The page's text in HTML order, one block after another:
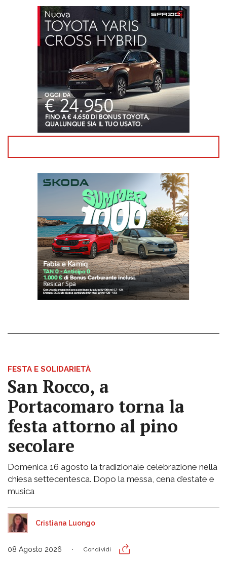
FESTA E SOLIDARIETÀ
San Rocco, a
Portacomaro torna la
festa attorno al pino
secolare
Domenica 16 agosto la tradizionale celebrazione nella
chiesa settecentesca. Dopo la messa, cena d’estate e
musica
Cristiana Luongo
08 Agosto 2026 Condividi